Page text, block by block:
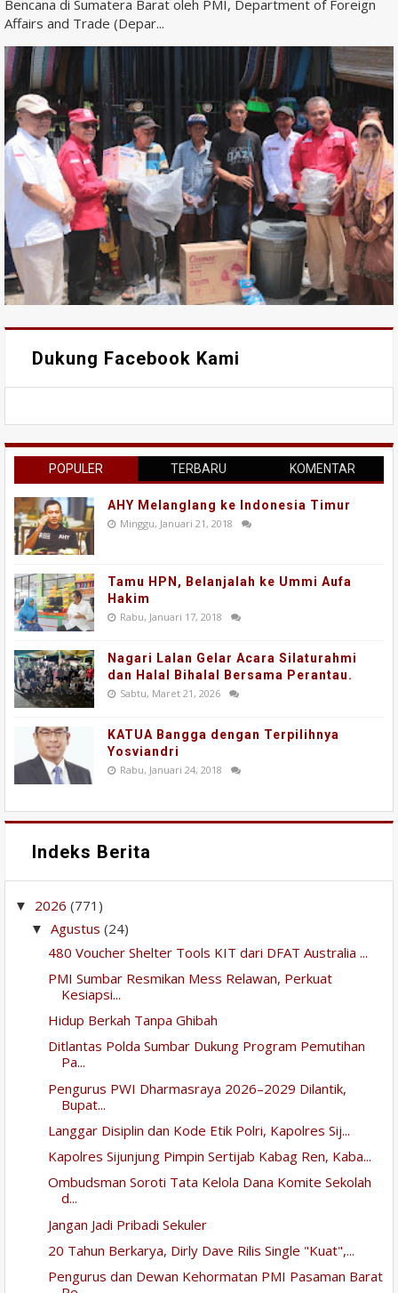
Bencana di Sumatera Barat oleh PMI, Department of Foreign
Affairs and Trade (Depar...
Dukung Facebook Kami
POPULER TERBARU KOMENTAR
AHY Melanglang ke Indonesia Timur
Minggu, Januari 21, 2018
Tamu HPN, Belanjalah ke Ummi Aufa
Hakim
Rabu, Januari 17, 2018
Nagari Lalan Gelar Acara Silaturahmi
dan Halal Bihalal Bersama Perantau.
Sabtu, Maret 21, 2026
KATUA Bangga dengan Terpilihnya
Yosviandri
Rabu, Januari 24, 2018
Indeks Berita
▼ 2026 (771)
▼ Agustus (24)
480 Voucher Shelter Tools KIT dari DFAT Australia ...
PMI Sumbar Resmikan Mess Relawan, Perkuat
Kesiapsi...
Hidup Berkah Tanpa Ghibah
Ditlantas Polda Sumbar Dukung Program Pemutihan
Pa...
Pengurus PWI Dharmasraya 2026–2029 Dilantik,
Bupat...
Langgar Disiplin dan Kode Etik Polri, Kapolres Sij...
Kapolres Sijunjung Pimpin Sertijab Kabag Ren, Kaba...
Ombudsman Soroti Tata Kelola Dana Komite Sekolah
d...
Jangan Jadi Pribadi Sekuler
20 Tahun Berkarya, Dirly Dave Rilis Single "Kuat",...
Pengurus dan Dewan Kehormatan PMI Pasaman Barat